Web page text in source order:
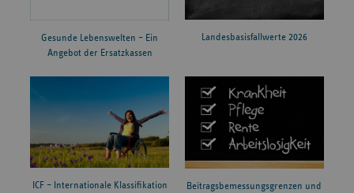
Gesunde Lebenswelten – Ein
Angebot der Ersatzkassen
Landesbasisfallwerte 2026
ICF – Internationale Klassifikation
Beitragsbemessungsgrenzen und